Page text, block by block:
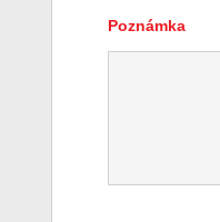
Poznámka